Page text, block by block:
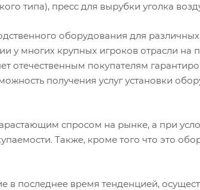
типа), пресс для вырубки уголка
оборудования для
у многих крупных игроков отрасли на
отечественным покупателям
получения услуг установки
спросом на рынке, а при
Также, кроме того что это
в последнее время тенденцией,